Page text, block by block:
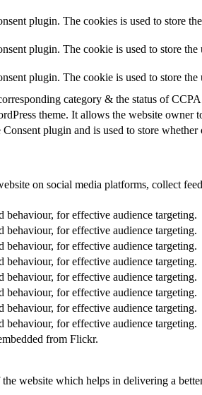
plugin. The cookies is used to store
plugin. The cookie is used to store
plugin. The cookie is used to store
category & the status of
theme. It allows the website owner
plugin and is used to store
on social media platforms, collect
behaviour, for effective audience targeting.
behaviour, for effective audience targeting.
behaviour, for effective audience targeting.
behaviour, for effective audience targeting.
behaviour, for effective audience targeting.
behaviour, for effective audience targeting.
behaviour, for effective audience targeting.
behaviour, for effective audience targeting.
from Flickr.
website which helps in delivering a